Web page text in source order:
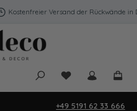
Kostenfreier Versand der Rückwände in
Du hast 0
+49 5191 62 33 666